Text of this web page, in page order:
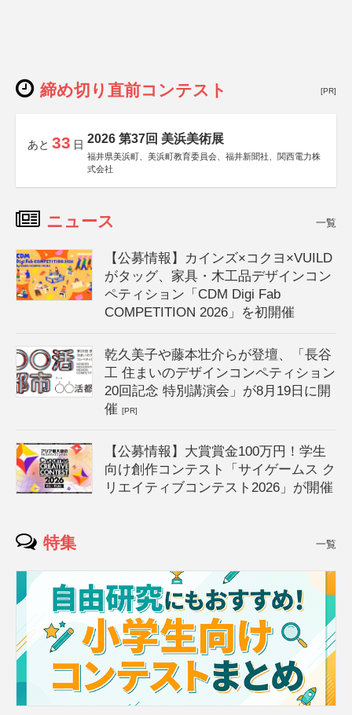
締め切り直前コンテスト [PR]
あと 33 日 2026 第37回 美浜美術展
福井県美浜町、美浜町教育委員会、福井新聞社、関西電力株
式会社
ニュース 一覧
【公募情報】カインズ×コクヨ×VUILD
がタッグ、家具・木工品デザインコン
ペティション「CDM Digi Fab
COMPETITION 2026」を初開催
乾久美子や藤本壮介らが登壇、「長谷
工 住まいのデザインコンペティション
20回記念 特別講演会」が8月19日に開
催[PR]
【公募情報】大賞賞金100万円！学生
向け創作コンテスト「サイゲームス ク
リエイティブコンテスト2026」が開催
特集 一覧